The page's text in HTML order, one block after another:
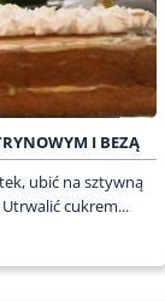
I BEZĄ
ubić na sztywną
cukrem...